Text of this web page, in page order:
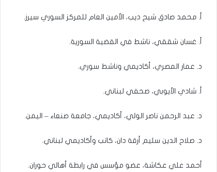
أ. محمد صادق شيح ديب، الأمين العام للمركز السوري سيرز.
أ. غسان شققي، ناشط في القضية السورية.
د. عمار المصري، أكاديمي وناشط سوري.
أ. شادي الأيوبي، صحفي لبناني.
د. عبد الرحمن ناصر الولي، أكاديمي، جامعة صنعاء – اليمن.
د. صلاح الدين سليم أرقة دان، كاتب وأكاديمي لبناني.
أحمد علي عكاشة، عضو مؤسس في رابطة أهالي حوران.